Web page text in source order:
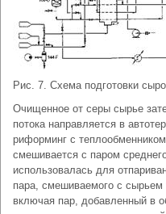
Рис. 7. Схема подготовки
Очищенное от серы сырье
потока направляется в
риформинг с
смешивается с паром
использовалась для
пара, смешиваемого с сырьем
включая пар, добавленный в